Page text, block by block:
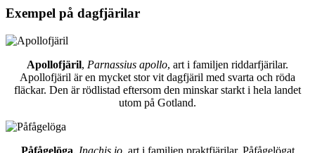
Exempel på dagfjärilar
Apollofjäril, Parnassius apollo, art i familjen riddarfjärilar.
Apollofjäril är en mycket stor vit dagfjäril med svarta och röda
fläckar. Den är rödlistad eftersom den minskar starkt i hela landet
utom på Gotland.
Påfågelöga, Inachis io, art i familjen praktfjärilar. Påfågelögat